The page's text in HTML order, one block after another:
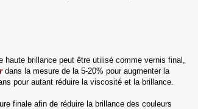
haute brillance peut être utilisé comme vernis final,
dans la mesure de la 5-20% pour augmenter la
pour autant réduire la viscosité et la brillance.
finale afin de réduire la brillance des couleurs